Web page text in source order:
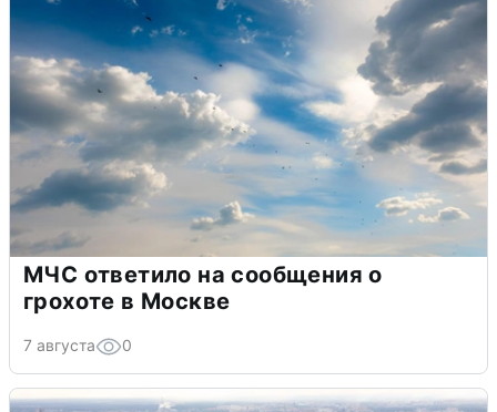
МЧС ответило на сообщения о
грохоте в Москве
7 августа 0